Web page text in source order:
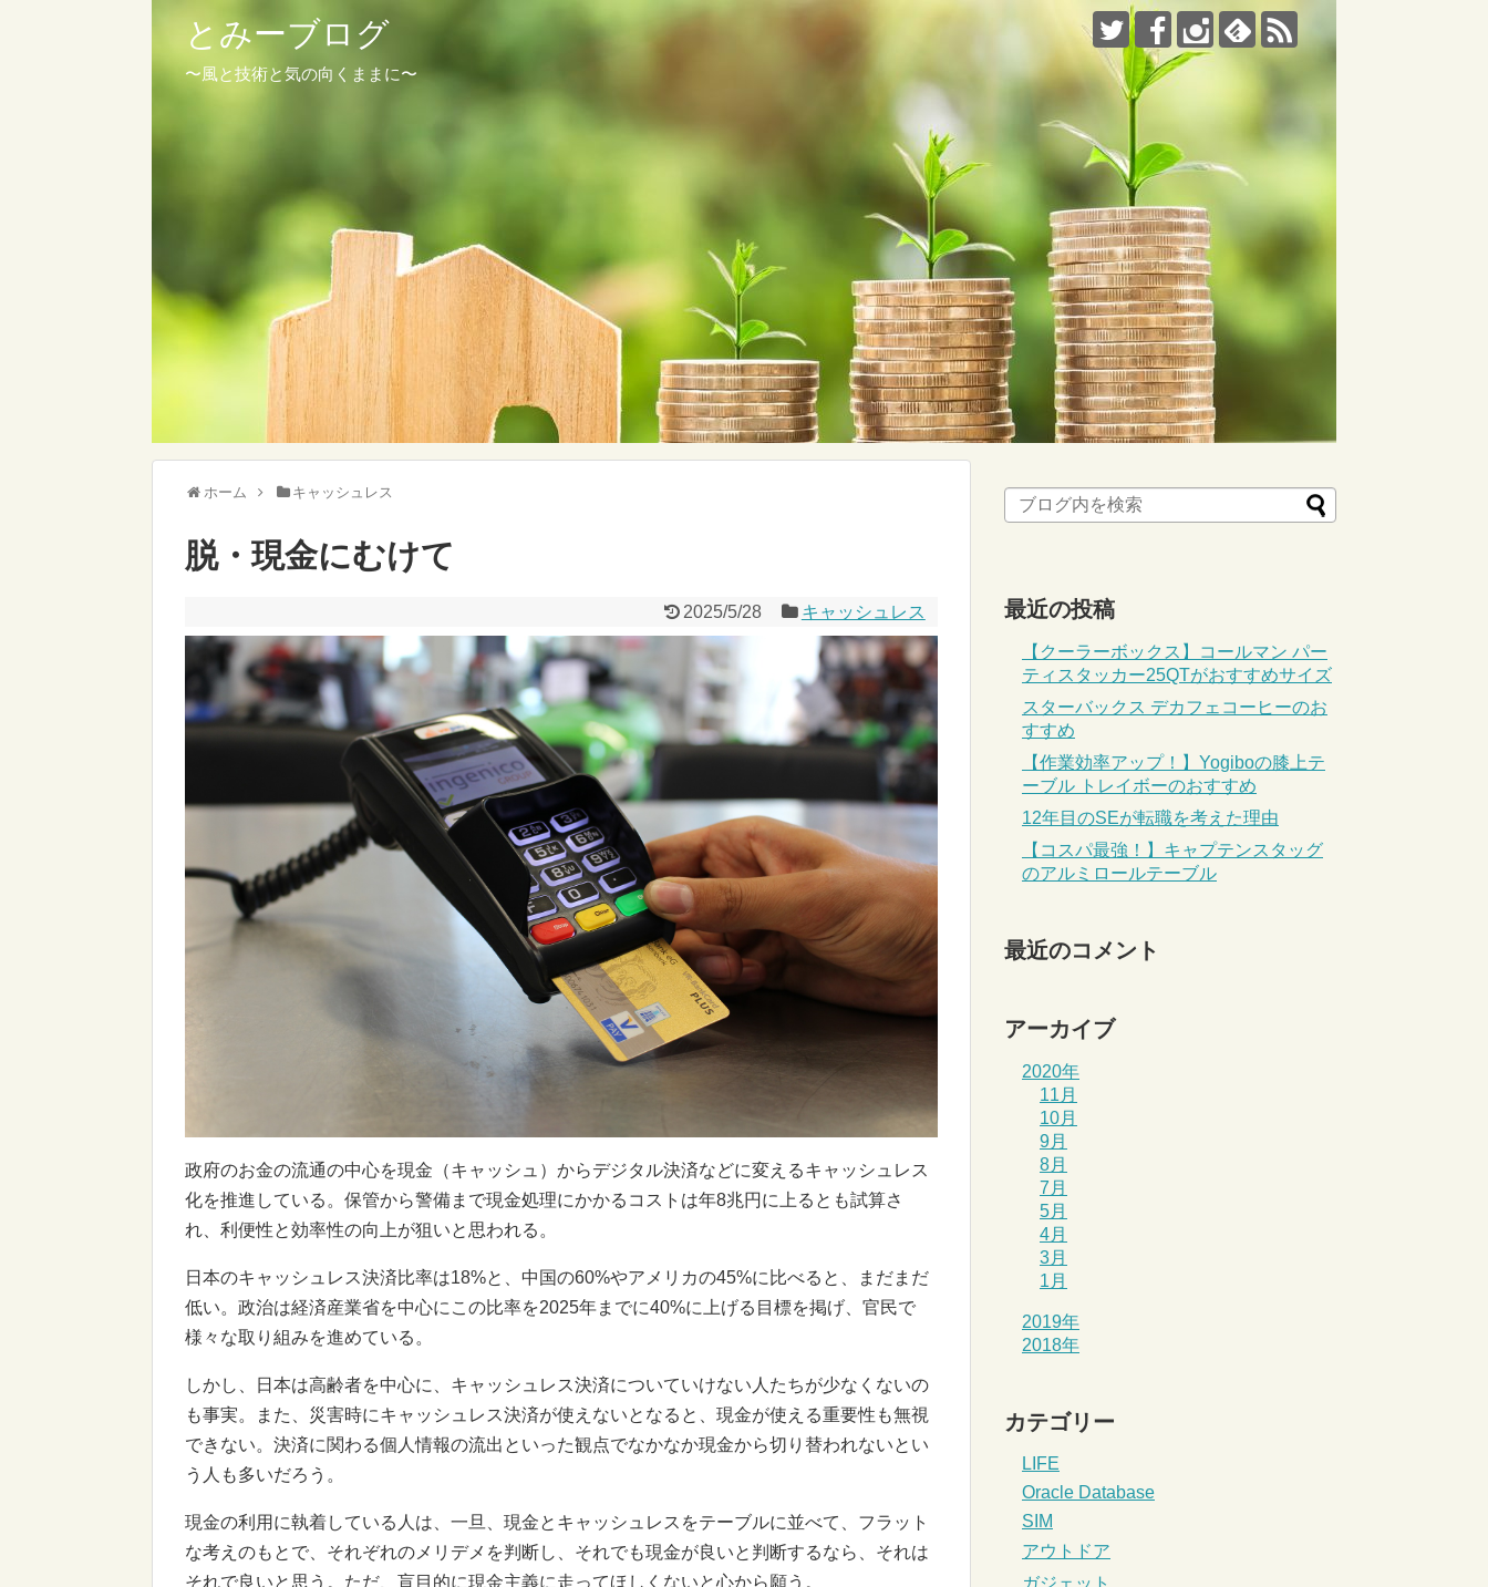
とみーブログ
〜風と技術と気の向くままに〜
ホーム キャッシュレス
脱・現金にむけて
2025/5/28 キャッシュレス
政府のお金の流通の中心を現金（キャッシュ）からデジタル決済などに変えるキャッシュレス
化を推進している。保管から警備まで現金処理にかかるコストは年8兆円に上るとも試算さ
れ、利便性と効率性の向上が狙いと思われる。
日本のキャッシュレス決済比率は18%と、中国の60%やアメリカの45%に比べると、まだまだ
低い。政治は経済産業省を中心にこの比率を2025年までに40%に上げる目標を掲げ、官民で
様々な取り組みを進めている。
しかし、日本は高齢者を中心に、キャッシュレス決済についていけない人たちが少なくないの
も事実。また、災害時にキャッシュレス決済が使えないとなると、現金が使える重要性も無視
できない。決済に関わる個人情報の流出といった観点でなかなか現金から切り替われないとい
う人も多いだろう。
現金の利用に執着している人は、一旦、現金とキャッシュレスをテーブルに並べて、フラット
な考えのもとで、それぞれのメリデメを判断し、それでも現金が良いと判断するなら、それは
それで良いと思う。ただ、盲目的に現金主義に走ってほしくないと心から願う。
最近の投稿
【クーラーボックス】コールマン パー
ティスタッカー25QTがおすすめサイズ
スターバックス デカフェコーヒーのお
すすめ
【作業効率アップ！】Yogiboの膝上テ
ーブル トレイボーのおすすめ
12年目のSEが転職を考えた理由
【コスパ最強！】キャプテンスタッグ
のアルミロールテーブル
最近のコメント
アーカイブ
2020年
11月
10月
9月
8月
7月
5月
4月
3月
1月
2019年
2018年
カテゴリー
LIFE
Oracle Database
SIM
アウトドア
ガジェット